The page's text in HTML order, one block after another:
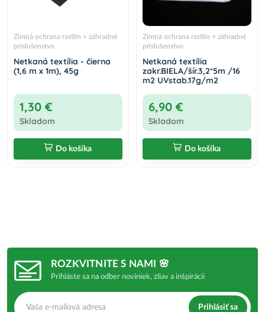
Zimná ochrana rastlín + záhradné
príslušenstvo
Netkaná textília - čierna
(1,6 m x 1m), 45g
1,30 €
Skladom
Do košíka
Zimná ochrana rastlín + záhradné
príslušenstvo
Netkaná textília
zakr.BIELA/šír.3,2*5m /16
m2 UVstab.17g/m2
6,90 €
Skladom
Do košíka
ROZKVITNITE S NAMI 🌸
Prihláste sa na odber noviniek, zliav a inšpirácií
Prihlásiť sa